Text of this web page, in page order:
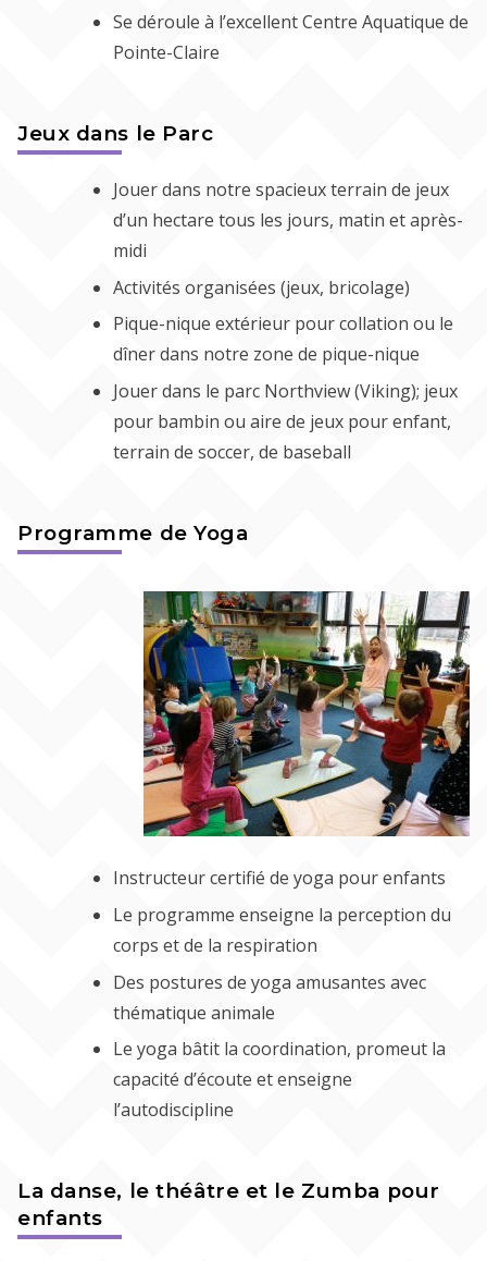
Se déroule à l’excellent Centre Aquatique de
Pointe-Claire
Jeux dans le Parc
Jouer dans notre spacieux terrain de jeux
d’un hectare tous les jours, matin et après-
midi
Activités organisées (jeux, bricolage)
Pique-nique extérieur pour collation ou le
dîner dans notre zone de pique-nique
Jouer dans le parc Northview (Viking); jeux
pour bambin ou aire de jeux pour enfant,
terrain de soccer, de baseball
Programme de Yoga
Instructeur certifié de yoga pour enfants
Le programme enseigne la perception du
corps et de la respiration
Des postures de yoga amusantes avec
thématique animale
Le yoga bâtit la coordination, promeut la
capacité d’écoute et enseigne
l’autodiscipline
La danse, le théâtre et le Zumba pour
enfants